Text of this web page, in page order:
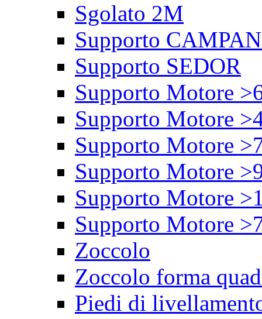
Sgolato 2M
Supporto
Supporto SEDOR
Supporto Motore
Supporto Motore
Supporto Motore
Supporto Motore
Supporto Motore
Supporto Motore
Zoccolo
Zoccolo forma
Piedi di